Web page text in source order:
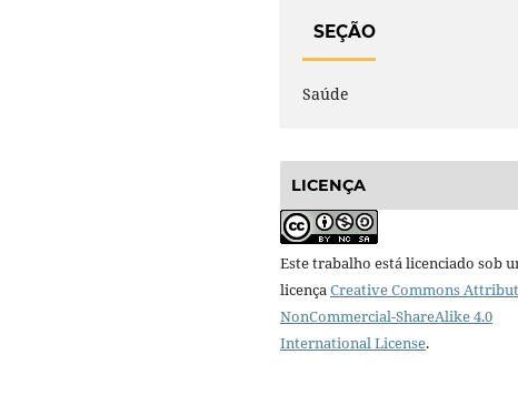
SEÇÃO
Saúde
LICENÇA
Este trabalho está licenciado sob
licençaCreative Commons
NonCommercial-ShareAlike 4.0
International License.